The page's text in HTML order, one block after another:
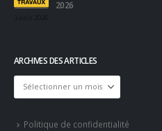
2026
ARCHIVES DES ARTICLES
Archives
des
Politique de confidentialité